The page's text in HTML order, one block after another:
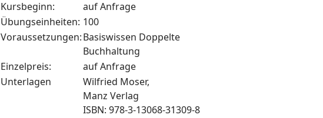
Kursbeginn:
auf Anfrage
Übungseinheiten: 100
Voraussetzungen:Basiswissen Doppelte
Buchhaltung
Einzelpreis:
auf Anfrage
Unterlagen
Wilfried Moser,
Manz Verlag
ISBN: 978-3-13068-31309-8